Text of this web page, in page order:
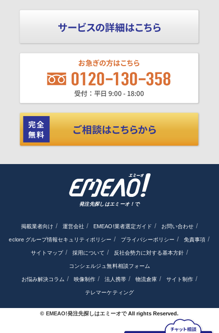
発注先探しはエミーオ！で
掲載業者向け 運営会社 EMEAO!業者選定ガイド お問い合わせ
eclore グループ情報セキュリティポリシー プライバシーポリシー 免責事項
サイトマップ 採用について 反社会勢力に対する基本方針
コンシェルジュ無料相談フォーム
お悩み解決コラム 映像制作 法人携帯 物流倉庫 サイト制作
テレマーケティング
© EMEAO!発注先探しはエミーオでAll rights Reserved.